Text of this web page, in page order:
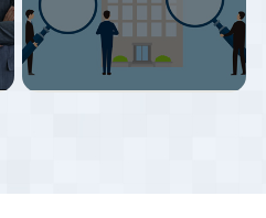
や労務トラブルの早期予防に繋
がっています。
助成金は雇用保険の適用事業所
であれば殆ど業種を問わず活用
できるものです。しかし「ちょ